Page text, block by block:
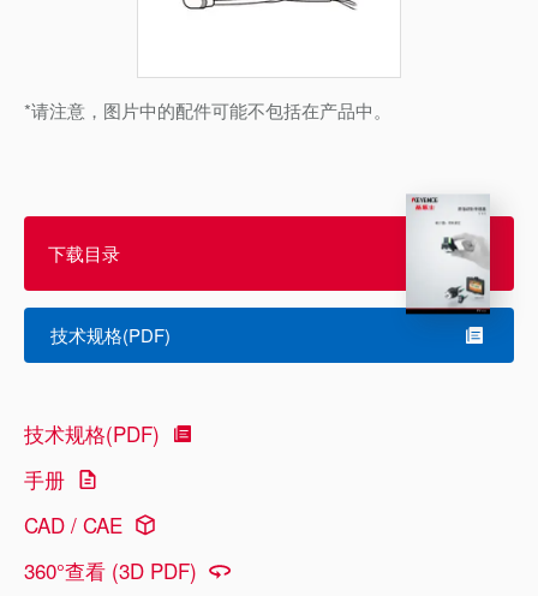
*请注意，图片中的配件可能不包括在产品中。
下载目录
技术规格(PDF)
技术规格(PDF)
手册
CAD / CAE
360°查看 (3D PDF)